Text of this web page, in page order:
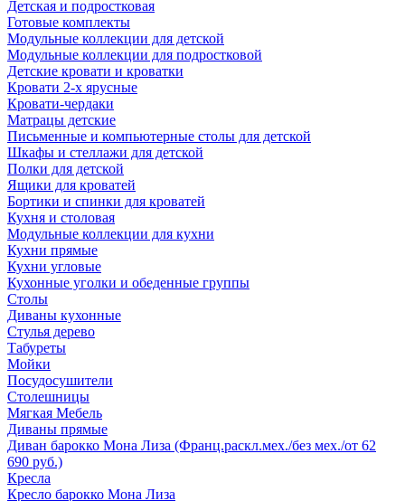
Детская и подростковая
Готовые комплекты
Модульные коллекции для детской
Модульные коллекции для подростковой
Детские кровати и кроватки
Кровати 2-х ярусные
Кровати-чердаки
Матрацы детские
Письменные и компьютерные столы для детской
Шкафы и стеллажи для детской
Полки для детской
Ящики для кроватей
Бортики и спинки для кроватей
Кухня и столовая
Модульные коллекции для кухни
Кухни прямые
Кухни угловые
Кухонные уголки и обеденные группы
Столы
Диваны кухонные
Стулья дерево
Табуреты
Мойки
Посудосушители
Столешницы
Мягкая Мебель
Диваны прямые
Диван барокко Мона Лиза (Франц.раскл.мех./без мех./от 62
690 руб.)
Кресла
Кресло барокко Мона Лиза